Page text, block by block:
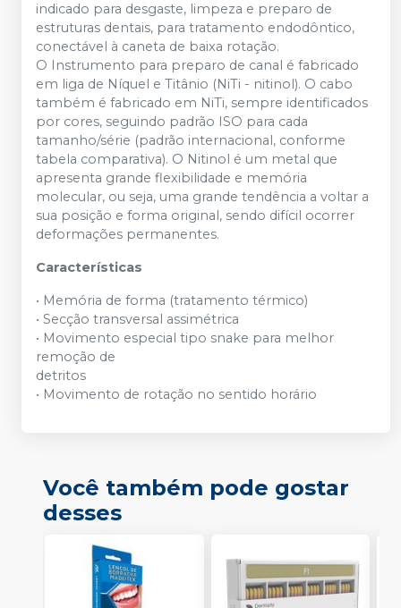
indicado para desgaste, limpeza e preparo de
estruturas dentais, para tratamento endodôntico,
conectável à caneta de baixa rotação.
O Instrumento para preparo de canal é fabricado
em liga de Níquel e Titânio (NiTi - nitinol). O cabo
também é fabricado em NiTi, sempre identificados
por cores, seguindo padrão ISO para cada
tamanho/série (padrão internacional, conforme
tabela comparativa). O Nitinol é um metal que
apresenta grande flexibilidade e memória
molecular, ou seja, uma grande tendência a voltar a
sua posição e forma original, sendo difícil ocorrer
deformações permanentes.
Características
• Memória de forma (tratamento térmico)
• Secção transversal assimétrica
• Movimento especial tipo snake para melhor
remoção de
detritos
• Movimento de rotação no sentido horário
Você também pode gostar
desses